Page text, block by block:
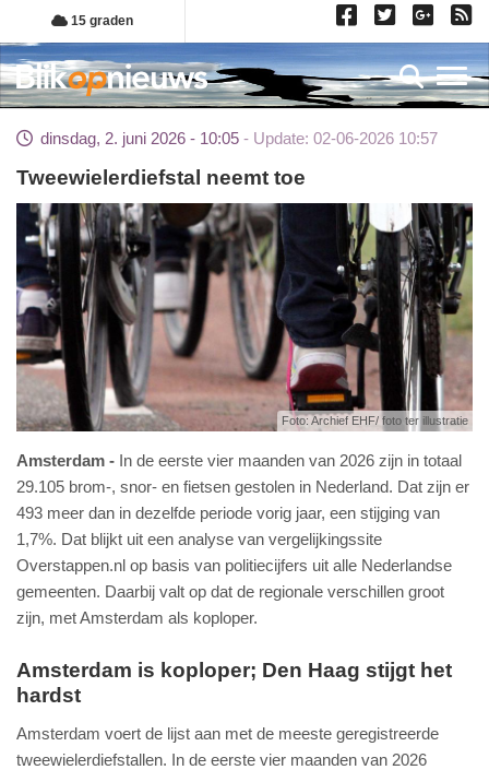
Overslaan
en
naar
de
gaan
15 graden
dinsdag, 2. juni 2026 - 10:05 Update: 02-06-2026 10:57
Tweewielerdiefstal neemt toe
Foto: Archief EHF/ foto ter illustratie
Amsterdam
In de eerste vier maanden van 2026 zijn in totaal
29.105 brom-, snor- en fietsen gestolen in Nederland. Dat zijn er
493 meer dan in dezelfde periode vorig jaar, een stijging van
1,7%. Dat blijkt uit een analyse van vergelijkingssite
Overstappen.nl op basis van politiecijfers uit alle Nederlandse
gemeenten. Daarbij valt op dat de regionale verschillen groot
zijn, met Amsterdam als koploper.
Amsterdam is koploper; Den Haag stijgt het
hardst
Amsterdam voert de lijst aan met de meeste geregistreerde
tweewielerdiefstallen. In de eerste vier maanden van 2026